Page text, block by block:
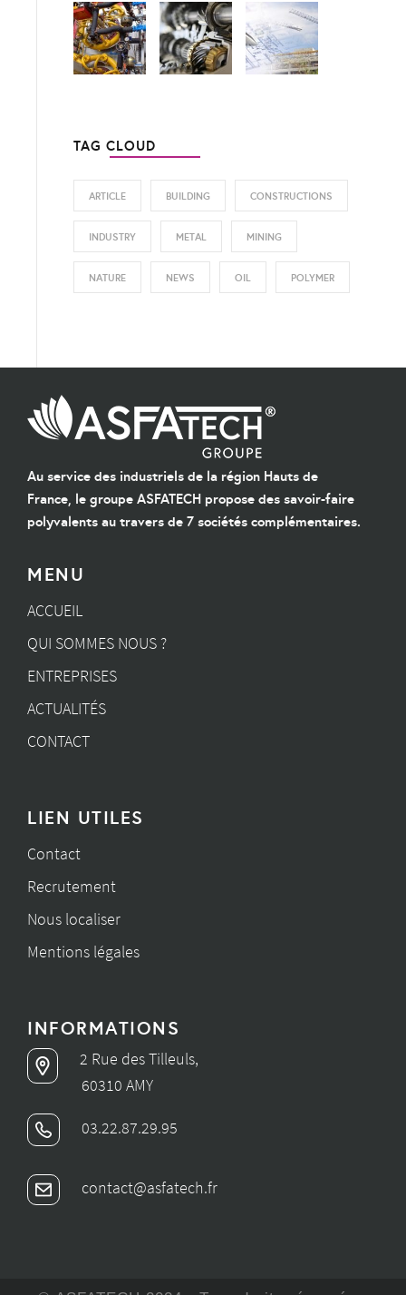
TAG CLOUD
ARTICLE BUILDING CONSTRUCTIONS
INDUSTRY METAL MINING
NATURE NEWS OIL POLYMER
Au service des industriels de la région Hauts de
France, le groupe ASFATECH propose des savoir-faire
polyvalents au travers de 7 sociétés complémentaires.
MENU
ACCUEIL
QUI SOMMES NOUS ?
ENTREPRISES
ACTUALITÉS
CONTACT
LIEN UTILES
Contact
Recrutement
Nous localiser
Mentions légales
INFORMATIONS
2 Rue des Tilleuls,
60310 AMY
03.22.87.29.95
contact@asfatech.fr